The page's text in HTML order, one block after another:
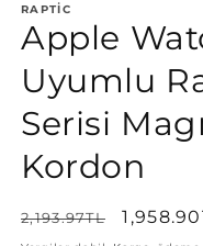
RAPTIC
Apple
Uyumlu
Serisi
Kordon
Normal
2,193.97TL